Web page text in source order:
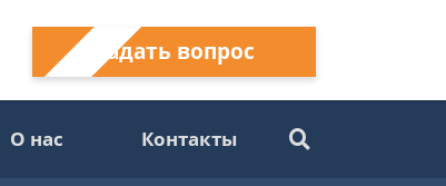
Задать вопрос
О нас Контакты